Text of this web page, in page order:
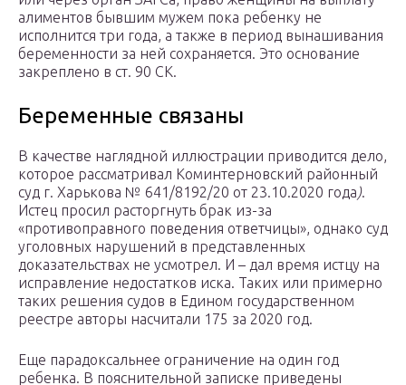
алиментов бывшим мужем пока ребенку не
исполнится три года, а также в период вынашивания
беременности за ней сохраняется. Это основание
закреплено в ст. 90 СК.
Беременные связаны
В качестве наглядной иллюстрации приводится дело,
которое рассматривал Коминтерновский районный
суд г. Харькова № 641/8192/20 от 23.10.2020 года).
Истец просил расторгнуть брак из-за
«противоправного поведения ответчицы», однако суд
уголовных нарушений в представленных
доказательствах не усмотрел. И – дал время истцу на
исправление недостатков иска. Таких или примерно
таких решения судов в Едином государственном
реестре авторы насчитали 175 за 2020 год.
Еще парадоксальнее ограничение на один год
ребенка. В пояснительной записке приведены